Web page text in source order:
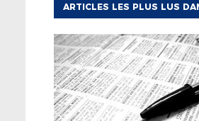
ARTICLES LES PLUS LUS